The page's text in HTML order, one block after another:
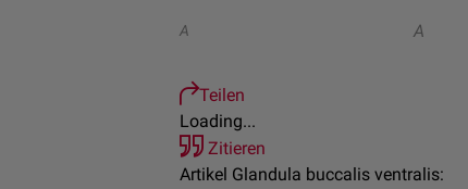
A A
Teilen
Loading...
Zitieren
Artikel Glandula buccalis ventralis: